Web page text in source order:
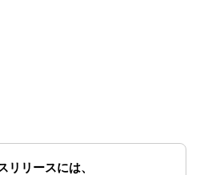
リリースには、